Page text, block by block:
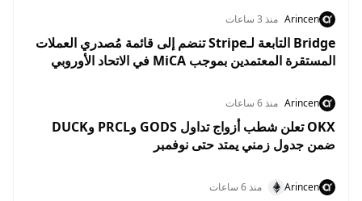
Arincen منذ 3 ساعات
Bridge التابعة لـStripe تنضم إلى قائمة مُصدري العملات
المستقرة المعتمدين بموجب MiCA في الاتحاد الأوروبي
Arincen منذ 6 ساعات
OKX تعلن شطب أزواج تداول GODS وPRCL وDUCK
ضمن جدول زمني يمتد حتى نوفمبر
Arincen منذ 6 ساعات